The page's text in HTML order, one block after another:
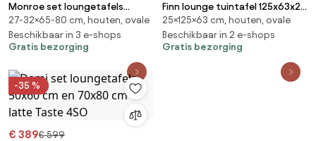
Monroe set loungetafels
65xH32 cm en 80xH27 cm terre
Taste 4SO
27-32×65-80 cm, houten, ovale
Beschikbaar in 3 e-shops
Gratis bezorging
Finn lounge tuintafel 125x63x25
cm teak pebble shaped 4
Seasons Outdoor
25×125×63 cm, houten, ovale
Beschikbaar in 2 e-shops
Gratis bezorging
-35 %
€ 389€ 599